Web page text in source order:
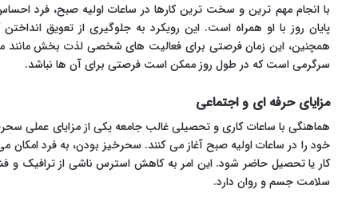
با انجام مهم ترین و سخت ترین کارها در ساعات اولیه صبح، فرد
پایان روز با او همراه است. این رویکرد به جلوگیری از تعویق
همچنین، این زمان فرصتی برای فعالیت های شخصی لذت بخش مانند
سرگرمی است که در طول روز ممکن است فرصتی برای آن ها نباشد.
مزایای حرفه ای و اجتماعی
هماهنگی با ساعات کاری و تحصیلی غالب جامعه یکی از مزایای
خود را در ساعات اولیه صبح آغاز می کنند. سحرخیز بودن، به فرد
کار یا تحصیل حاضر شود. این امر به کاهش استرس ناشی از ترافیک و
سلامت جسم و روان دارد.